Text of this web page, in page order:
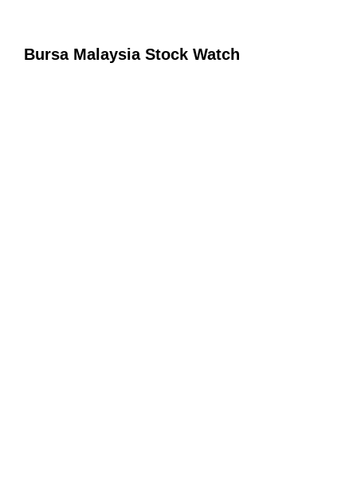
Bursa Malaysia Stock Watch